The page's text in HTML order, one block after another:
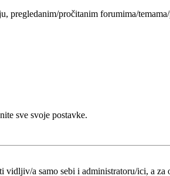
pregledanim/pročitanim forumima/
sve svoje postavke.
vidljiv/a samo sebi i administratoru/ici, a za